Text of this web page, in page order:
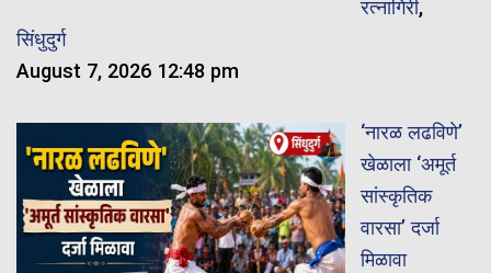
रत्नागिरी,
सिंधुदुर्ग
August 7, 2026 12:48 pm
‘नारळ लढविणे’
खेळाला ‘अमूर्त
सांस्कृतिक
वारसा’ दर्जा
मिळावा